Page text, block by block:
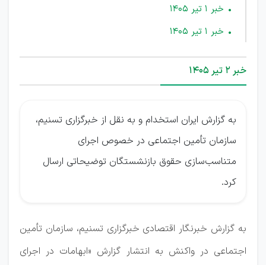
خبر 1 تیر ۱۴۰۵
خبر ۱ تیر ۱۴۰۵
خبر 2 تیر ۱۴۰۵
به گزارش ایران استخدام و به نقل از خبرگزاری تسنیم،
سازمان تأمین اجتماعی در خصوص اجرای
متناسب‌سازی حقوق بازنشستگان توضیحاتی ارسال
کرد.
به گزارش خبرنگار اقتصادی خبرگزاری تسنیم، سازمان تأمین
اجتماعی در واکنش به انتشار گزارش «ابهامات در اجرای